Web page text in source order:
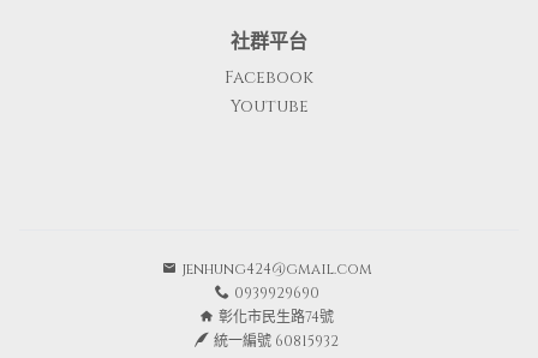
社群平台
Facebook
Youtube
jenhung424@gmail.com
0939929690
彰化市民生路74號
統一編號 60815932